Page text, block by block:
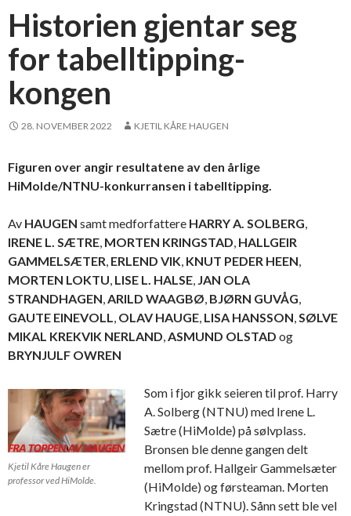
Historien gjentar seg
for tabelltipping-
kongen
28. NOVEMBER 2022 KJETIL KÅRE HAUGEN
Figuren over angir resultatene av den årlige
HiMolde/NTNU-konkurransen i tabelltipping.
Av HAUGEN samt medforfattere HARRY A. SOLBERG,
IRENE L. SÆTRE, MORTEN KRINGSTAD, HALLGEIR
GAMMELSÆTER, ERLEND VIK, KNUT PEDER HEEN,
MORTEN LOKTU, LISE L. HALSE, JAN OLA
STRANDHAGEN,ARILD WAAGBØ, BJØRN GUVÅG,
GAUTE EINEVOLL, OLAV HAUGE, LISA HANSSON,SØLVE
MIKAL KREKVIK NERLAND,ASMUND OLSTAD og
BRYNJULF OWREN
Kjetil Kåre Haugen er
professor ved HiMolde.
Som i fjor gikk seieren til prof. Harry
A. Solberg (NTNU) med Irene L.
Sætre (HiMolde) på sølvplass.
Bronsen ble denne gangen delt
mellom prof. Hallgeir Gammelsæter
(HiMolde) og førsteaman. Morten
Kringstad (NTNU). Sånn sett ble vel